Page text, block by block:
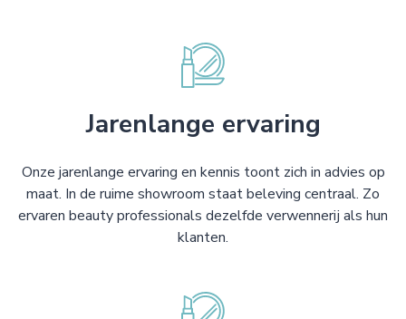
Jarenlange ervaring
Onze jarenlange ervaring en kennis toont zich in advies op
maat. In de ruime showroom staat beleving centraal. Zo
ervaren beauty professionals dezelfde verwennerij als hun
klanten.